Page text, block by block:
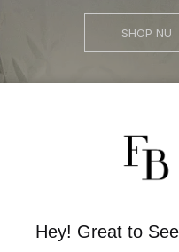
SHOP NU
Hey! Great to